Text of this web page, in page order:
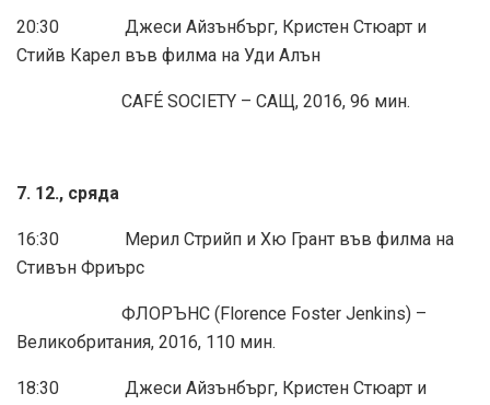
20:30 Джеси Айзънбърг, Кристен Стюарт и
Стийв Карел във филма на Уди Алън
CAFÉ SOCIETY – САЩ, 2016, 96 мин.
7. 12., сряда
16:30 Мерил Стрийп и Хю Грант във филма на
Стивън Фриърс
ФЛОРЪНС (Florence Foster Jenkins) –
Великобритания, 2016, 110 мин.
18:30 Джеси Айзънбърг, Кристен Стюарт и